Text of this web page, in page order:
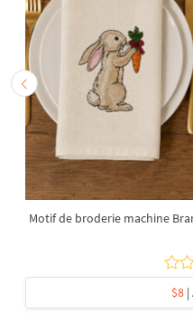
Motif de broderie machine
$8|